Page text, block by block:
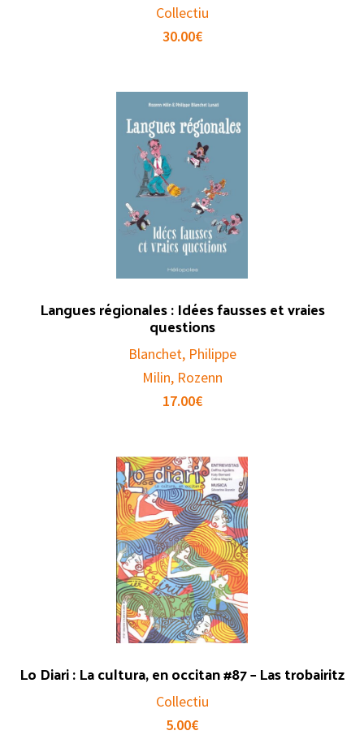
Collectiu
30.00€
Langues régionales : Idées fausses et vraies
questions
Blanchet, Philippe
Milin, Rozenn
17.00€
Lo Diari : La cultura, en occitan #87 – Las trobairitz
Collectiu
5.00€